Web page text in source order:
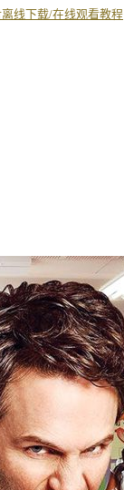
线下载/在线观看教程